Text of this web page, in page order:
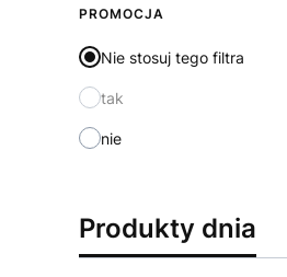
PROMOCJA
Nie stosuj tego filtra
tak
nie
Produkty dnia